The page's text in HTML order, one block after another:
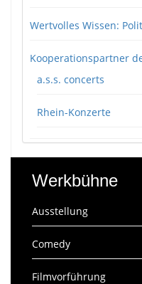
Wertvolles Wissen:
Kooperationspartner
a.s.s. concerts
Rhein-Konzerte
Werkbühne
Ausstellung
Comedy
Filmvorführung